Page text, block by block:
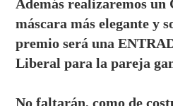
Además realizaremos un
máscara más elegante y
premio será una
Liberal para la pareja
No faltarán, como de